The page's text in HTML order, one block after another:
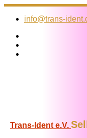
Zum
Inhalt
info@trans-
Trans-Ident e.V.